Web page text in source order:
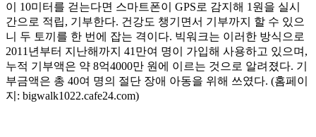
이 10미터를 걷는다면 스마트폰이 GPS로 감지해 1원을 실시
간으로 적립, 기부한다. 건강도 챙기면서 기부까지 할 수 있으
니 두 토끼를 한 번에 잡는 격이다. 빅워크는 이러한 방식으로
2011년부터 지난해까지 41만여 명이 가입해 사용하고 있으며,
누적 기부액은 약 8억4000만 원에 이르는 것으로 알려졌다. 기
부금액은 총 40여 명의 절단 장애 아동을 위해 쓰였다. (홈페이
지: bigwalk1022.cafe24.com)